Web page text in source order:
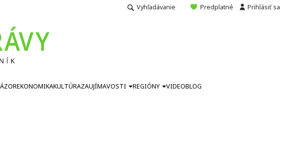
Vyhľadávanie Predplatné Prihlásiť sa
EKONOMIKAKULTÚRAZAUJÍMAVOSTI REGIÓNY VIDEOBLOG